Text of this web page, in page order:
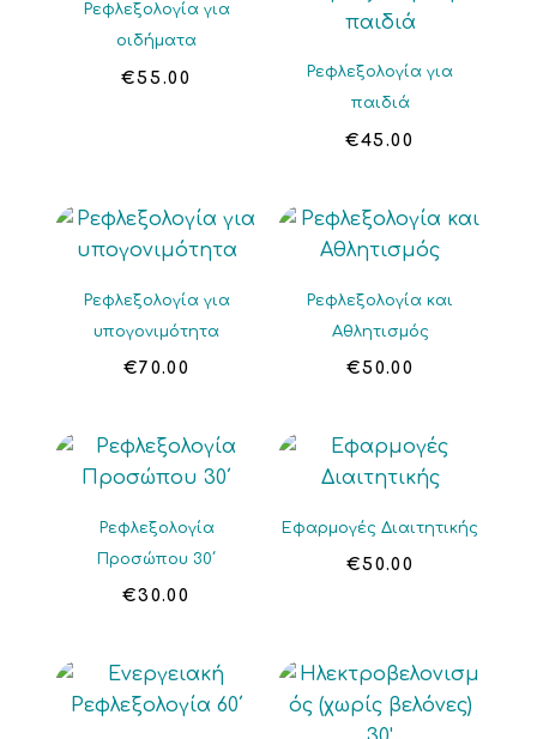
Ρεφλεξολογία για
οιδήματα
€55.00
Ρεφλεξολογία για
παιδιά
€45.00
Ρεφλεξολογία για
υπογονιμότητα
€70.00
Ρεφλεξολογία και
Αθλητισμός
€50.00
Ρεφλεξολογία
Προσώπου 30΄
€30.00
Εφαρμογές Διαιτητικής
€50.00